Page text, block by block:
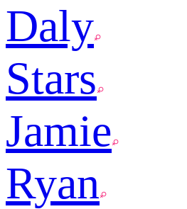
Daly
Stars
Jamie
Ryan